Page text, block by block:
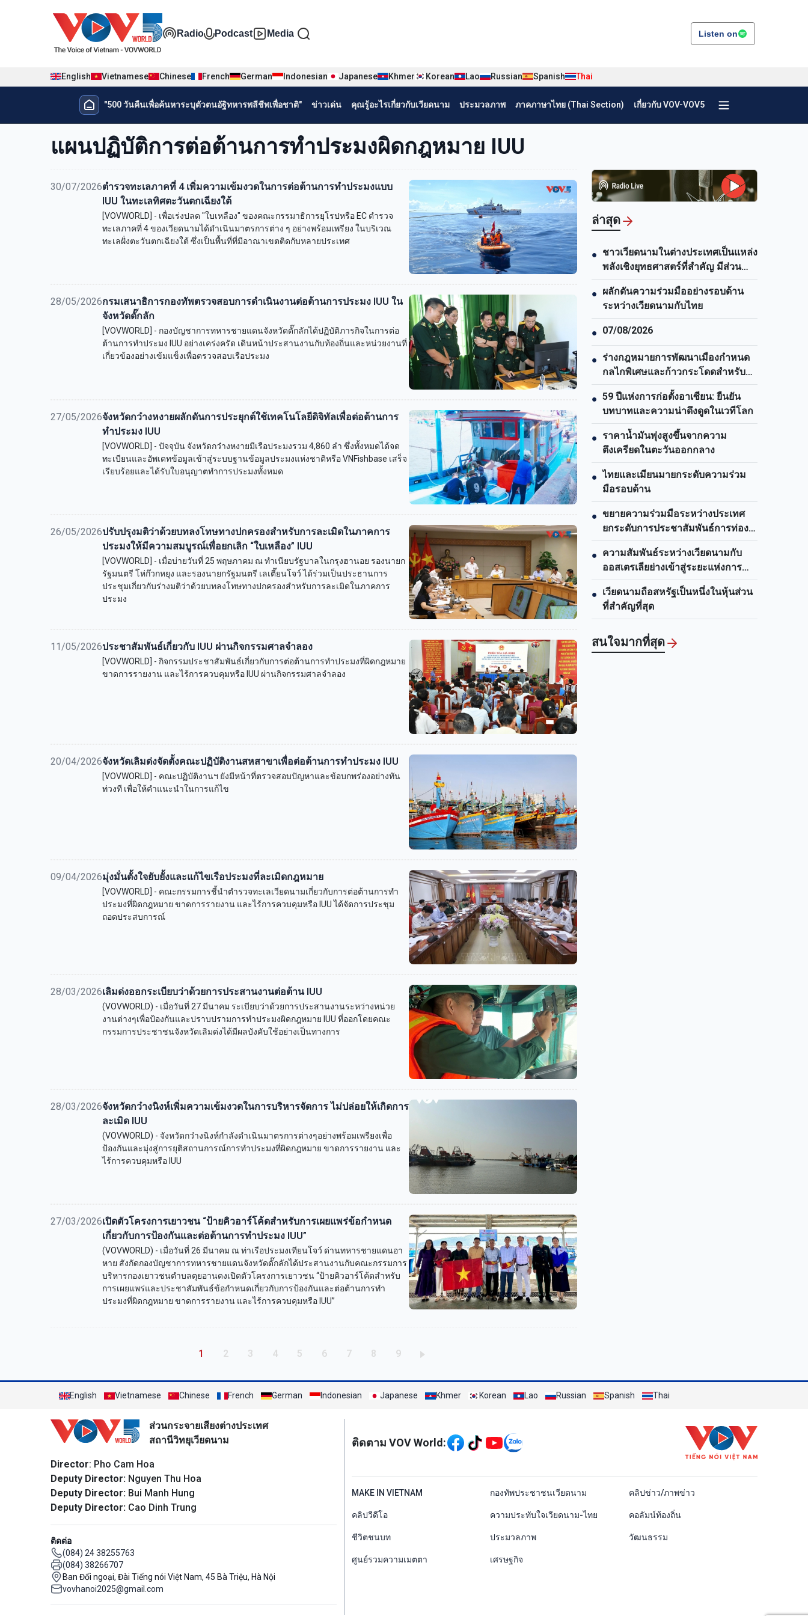
Đa phương tiện tiếng Thái
Radio Podcast Media Listen on
English Vietnamese Chinese French German Indonesian Japanese Khmer Korean Lao Russian Spanish Thai
Menu trang chủ tiếng Thái
"500 วันคืนเพื่อค้นหาระบุตัวตนอัฐิทหารพลีชีพเพื่อชาติ" ข่าวเด่น คุณรู้อะไรเกี่ยวกับเวียดนาม ประมวลภาพ ภาคภาษาไทย (Thai Section) เกี่ยวกับ VOV-VOV5
Menu phụ tiếng Thái
แผนปฏิบัติการต่อต้านการทำประมงผิดกฎหมาย IUU
30/07/2026ตำรวจทะเลภาคที่ 4 เพิ่มความเข้มงวดในการต่อต้านการทำประมงแบบ
IUU ในทะเลทิศตะวันตกเฉียงใต้
[VOVWORLD] - เพื่อเร่งปลด "ใบเหลือง" ของคณะกรรมาธิการยุโรปหรือ EC ตำรวจ
ทะเลภาคที่ 4 ของเวียดนามได้ดำเนินมาตรการต่าง ๆ อย่างพร้อมเพรียง ในบริเวณ
ทะเลฝั่งตะวันตกเฉียงใต้ ซึ่งเป็นพื้นที่ที่มีอาณาเขตติดกับหลายประเทศ
28/05/2026กรมเสนาธิการกองทัพตรวจสอบการดำเนินงานต่อต้านการประมง IUU ใน
จังหวัดดั๊กลัก
[VOVWORLD] - กองบัญชาการทหารชายแดนจังหวัดดั๊กลักได้ปฏิบัติภารกิจในการต่อ
ต้านการทำประมง IUU อย่างเคร่งครัด เดินหน้าประสานงานกับท้องถิ่นและหน่วยงานที่
เกี่ยวข้องอย่างเข้มแข็งเพื่อตรวจสอบเรือประมง
27/05/2026จังหวัดกว๋างหงายผลักดันการประยุกต์ใช้เทคโนโลยีดิจิทัลเพื่อต่อต้านการ
ทำประมง IUU
[VOVWORLD] - ปัจจุบัน จังหวัดกว๋างหงายมีเรือประมงรวม 4,860 ลำ ซึ่งทั้งหมดได้จด
ทะเบียนและอัพเดทข้อมูลเข้าสู่ระบบฐานข้อมูลประมงแห่งชาติหรือ VNFishbase เสร็จ
เรียบร้อยและได้รับใบอนุญาตทำการประมงทั้งหมด
26/05/2026ปรับปรุงมติว่าด้วยบทลงโทษทางปกครองสำหรับการละเมิดในภาคการ
ประมงให้มีความสมบูรณ์เพื่อยกเลิก “ใบเหลือง” IUU
[VOVWORLD] - เมื่อบ่ายวันที่ 25 พฤษภาคม ณ ทำเนียบรัฐบาลในกรุงฮานอย รองนายก
รัฐมนตรี โห่ก๊วกหยุง และรองนายกรัฐมนตรี เลเตี๊ยนโจว์ ได้ร่วมเป็นประธานการ
ประชุมเกี่ยวกับร่างมติว่าด้วยบทลงโทษทางปกครองสำหรับการละเมิดในภาคการ
ประมง
11/05/2026ประชาสัมพันธ์เกี่ยวกับ IUU ผ่านกิจกรรมศาลจำลอง
[VOVWORLD] - กิจกรรมประชาสัมพันธ์เกี่ยวกับการต่อต้านการทำประมงที่ผิดกฎหมาย
ขาดการรายงาน และไร้การควบคุมหรือ IUU ผ่านกิจกรรมศาลจำลอง
20/04/2026จังหวัดเลิมด่งจัดตั้งคณะปฏิบัติงานสหสาขาเพื่อต่อต้านการทำประมง IUU
[VOVWORLD] - คณะปฏิบัติงานฯ ยังมีหน้าที่ตรวจสอบปัญหาและข้อบกพร่องอย่างทัน
ท่วงที เพื่อให้คำแนะนำในการแก้ไข
09/04/2026มุ่งมั่นตั้งใจยับยั้งและแก้ไขเรือประมงที่ละเมิดกฎหมาย
[VOVWORLD] - คณะกรรมการชี้นำตำรวจทะเลเวียดนามเกี่ยวกับการต่อต้านการทำ
ประมงที่ผิดกฎหมาย ขาดการรายงาน และไร้การควบคุมหรือ IUU ได้จัดการประชุม
ถอดประสบการณ์
28/03/2026เลิมด่งออกระเบียบว่าด้วยการประสานงานต่อต้าน IUU
(VOVWORLD) - เมื่อวันที่ 27 มีนาคม ระเบียบว่าด้วยการประสานงานระหว่างหน่วย
งานต่างๆเพื่อป้องกันและปราบปรามการทำประมงผิดกฎหมาย IUU ที่ออกโดยคณะ
กรรมการประชาชนจังหวัดเลิมด่งได้มีผลบังคับใช้อย่างเป็นทางการ
28/03/2026จังหวัดกว๋างนิงห์เพิ่มความเข้มงวดในการบริหารจัดการ ไม่ปล่อยให้เกิดการ
ละเมิด IUU
(VOVWORLD) - จังหวัดกว๋างนิงห์กำลังดำเนินมาตรการต่างๆอย่างพร้อมเพรียงเพื่อ
ป้องกันและมุ่งสู่การยุติสถานการณ์การทำประมงที่ผิดกฎหมาย ขาดการรายงาน และ
ไร้การควบคุมหรือ IUU
27/03/2026เปิดตัวโครงการเยาวชน “ป้ายคิวอาร์โค้ดสำหรับการเผยแพร่ข้อกำหนด
เกี่ยวกับการป้องกันและต่อต้านการทำประมง IUU”
(VOVWORLD) - เมื่อวันที่ 26 มีนาคม ณ ท่าเรือประมงเทียนโจว์ ด่านทหารชายแดนอา
หาย สังกัดกองบัญชาการทหารชายแดนจังหวัดดั๊กลักได้ประสานงานกับคณะกรรมการ
บริหารกองเยาวชนตำบลตุยอานดงเปิดตัวโครงการเยาวชน “ป้ายคิวอาร์โค้ดสำหรับ
การเผยแพร่และประชาสัมพันธ์ข้อกำหนดเกี่ยวกับการป้องกันและต่อต้านการทำ
ประมงที่ผิดกฎหมาย ขาดการรายงาน และไร้การควบคุมหรือ IUU”
Trang hiện thời
1 Trang
2 Trang
3 Trang
4 Trang
5 Trang
6 Trang
7 Trang
8 Trang
9
ล่าสุด
● ชาวเวียดนามในต่างประเทศเป็นแหล่ง
พลังเชิงยุทธศาสตร์ที่สำคัญ มีส่วน
ช่วยยกระดับพลังรวมของชาติ
● ผลักดันความร่วมมืออย่างรอบด้าน
ระหว่างเวียดนามกับไทย
● 07/08/2026
● ร่างกฎหมายการพัฒนาเมืองกำหนด
กลไกพิเศษและก้าวกระโดดสำหรับ
นครโฮจิมินห์
● 59 ปีแห่งการก่อตั้งอาเซียน: ยืนยัน
บทบาทและความน่าดึงดูดในเวทีโลก
● ราคาน้ำมันพุ่งสูงขึ้นจากความ
ตึงเครียดในตะวันออกกลาง
● ไทยและเมียนมายกระดับความร่วม
มือรอบด้าน
● ขยายความร่วมมือระหว่างประเทศ
ยกระดับการประชาสัมพันธ์การท่อง
เที่ยวเวียดนาม
● ความสัมพันธ์ระหว่างเวียดนามกับ
ออสเตรเลียย่างเข้าสู่ระยะแห่งการ
พัฒนาใหม่
● เวียดนามถือสหรัฐเป็นหนึ่งในหุ้นส่วน
ที่สำคัญที่สุด
สนใจมากที่สุด
English Vietnamese Chinese French German Indonesian Japanese Khmer Korean Lao Russian Spanish Thai
ส่วนกระจายเสียงต่างประเทศ
สถานีวิทยุเวียดนาม
Director: Pho Cam Hoa
Deputy Director: Nguyen Thu Hoa
Deputy Director: Bui Manh Hung
Deputy Director: Cao Dinh Trung
ติดต่อ
(084) 24 38255763
(084) 38266707
Ban Đối ngoại, Đài Tiếng nói Việt Nam, 45 Bà Triệu, Hà Nội
vovhanoi2025@gmail.com
Mạng xã hội
ติดตาม VOV World:
menu footer tiếng Thái
MAKE IN VIETNAM กองทัพประชาชนเวียดนาม คลิปข่าว/ภาพข่าว
คลิปวีดีโอ ความประทับใจเวียดนาม-ไทย คอลัมน์ท้องถิ่น
ชีวิตชนบท ประมวลภาพ วัฒนธรรม
ศูนย์รวมความเมตตา เศรษฐกิจ